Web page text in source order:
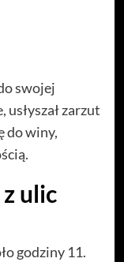
swojej
zarzut
do winy,
ulic
godziny 11.